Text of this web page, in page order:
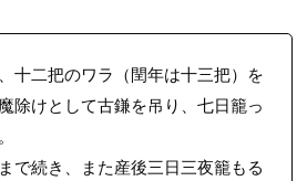
十二把のワラ（閏年は十三把）を
除けとして古鎌を吊り、七日籠っ
で続き、また産後三日三夜籠もる